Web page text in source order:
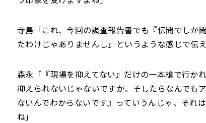
寺島「これ、今回の調査報告書でも『伝聞でしか
たわけじゃありませんし』というような感じで伝
森永「『現場を抑えてない』だけの一本槍で行か
抑えられないじゃないですか。そしたらなんでも
ないんでわからないです』っていうんじゃ、それ
ね」